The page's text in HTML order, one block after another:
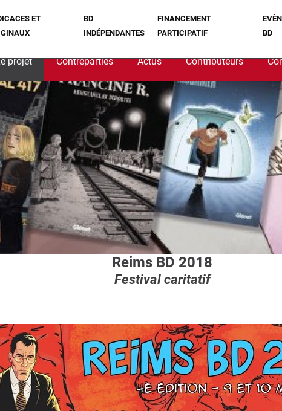
ET
BD
INDÉPENDANTES
FINANCEMENT
PARTICIPATIF
BD
projet
Contreparties Actus Contributeurs
Reims BD 2018
Festival caritatif